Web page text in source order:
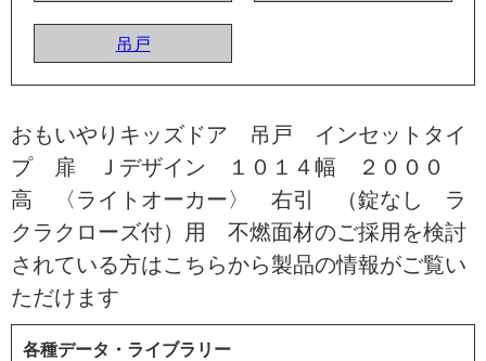
吊戸
おもいやりキッズドア 吊戸 インセットタイ
プ 扉 Ｊデザイン １０１４幅 ２０００
高 〈ライトオーカー〉 右引 （錠なし ラ
クラクローズ付）用 不燃面材のご採用を検討
されている方はこちらから製品の情報がご覧い
ただけます
各種データ・ライブラリー